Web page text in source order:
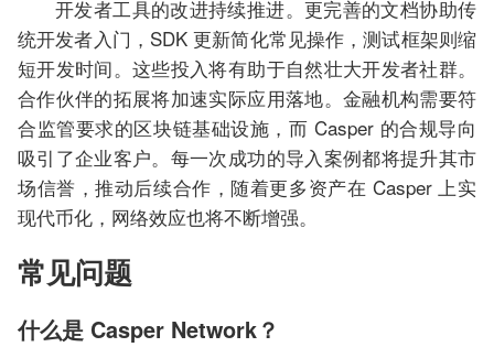
开发者工具的改进持续推进。更完善的文档协助传
统开发者入门，SDK 更新简化常见操作，测试框架则缩
短开发时间。这些投入将有助于自然壮大开发者社群。
合作伙伴的拓展将加速实际应用落地。金融机构需要符
合监管要求的区块链基础设施，而 Casper 的合规导向
吸引了企业客户。每一次成功的导入案例都将提升其市
场信誉，推动后续合作，随着更多资产在 Casper 上实
现代币化，网络效应也将不断增强。
常见问题
什么是 Casper Network？